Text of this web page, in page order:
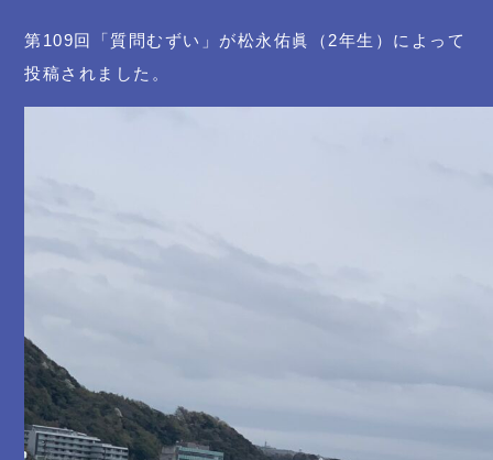
第109回「質問むずい」が松永佑眞（2年生）によって
投稿されました。